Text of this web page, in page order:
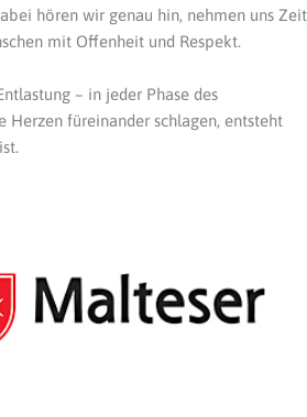
hören wir genau hin, nehmen uns Zeit
mit Offenheit und Respekt.
– in jeder Phase des
Herzen füreinander schlagen, entsteht